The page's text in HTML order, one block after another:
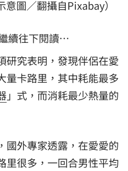
圖／翻攝自Pixabay）
續往下閱讀…
研究表明，發現伴侶在愛
量卡路里，其中耗能最多
」式，而消耗最少熱量的
國外專家透露，在愛愛的
里很多，一回合男性平均